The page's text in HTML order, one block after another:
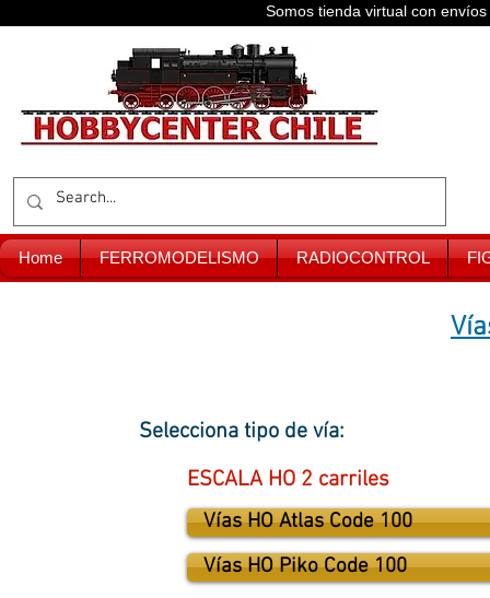
Somos tienda virtual con
Home FERROMODELISMO RADIOCONTROL
Selecciona tipo de vía:
ESCALA HO 2 carriles
Vías HO Atlas Code 100
Vías HO Piko Code 100